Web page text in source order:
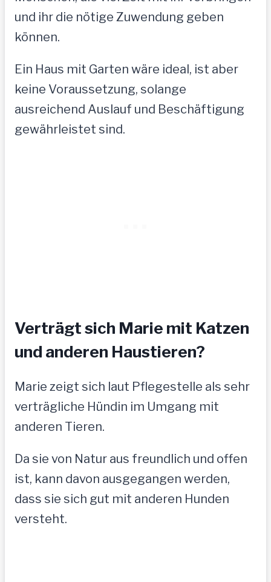
und ihr die nötige Zuwendung geben
können.
Ein Haus mit Garten wäre ideal, ist aber
keine Voraussetzung, solange
ausreichend Auslauf und Beschäftigung
gewährleistet sind.
Verträgt sich Marie mit Katzen
und anderen Haustieren?
Marie zeigt sich laut Pflegestelle als sehr
verträgliche Hündin im Umgang mit
anderen Tieren.
Da sie von Natur aus freundlich und offen
ist, kann davon ausgegangen werden,
dass sie sich gut mit anderen Hunden
versteht.